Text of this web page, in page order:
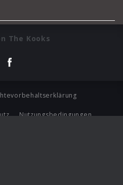
The Kooks
Nutzungsbedingungen